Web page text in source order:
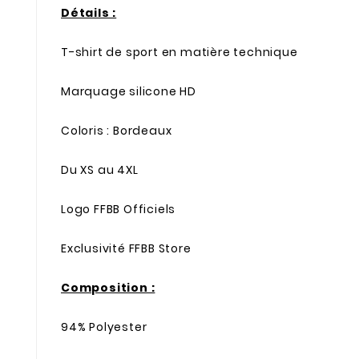
Détails :
T-shirt de sport en matière technique
Marquage silicone HD
Coloris : Bordeaux
Du XS au 4XL
Logo FFBB Officiels
Exclusivité FFBB Store
Composition :
94% Polyester